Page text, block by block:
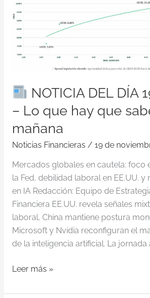
NOTICIA DEL DÍA
– Lo que hay que
mañana
Noticias Financieras / 19 de
Mercados globales en cautela: foco
la Fed, debilidad laboral en EE.UU. y
en IA Redacción: Equipo de
Financiera EE.UU. revela señales
laboral, China mantiene postura
Microsoft y Nvidia reconfiguran el
de la inteligencia artificial. La
DÍA
19-
11-
2025
que
hay
que
saber
esta
Leer más »